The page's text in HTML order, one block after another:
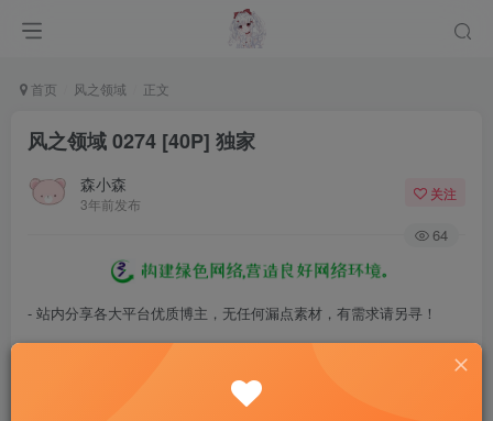
首页 风之领域 正文
风之领域 0274 [40P] 独家
森小森
3年前发布
关注
64
- 站内分享各大平台优质博主，无任何漏点素材，有需求请另寻！
- 百度网盘提示提取码错误，请更换浏览器重试，这是百度网盘版本问
- 遇见解压密码不对、无法解压，请查看